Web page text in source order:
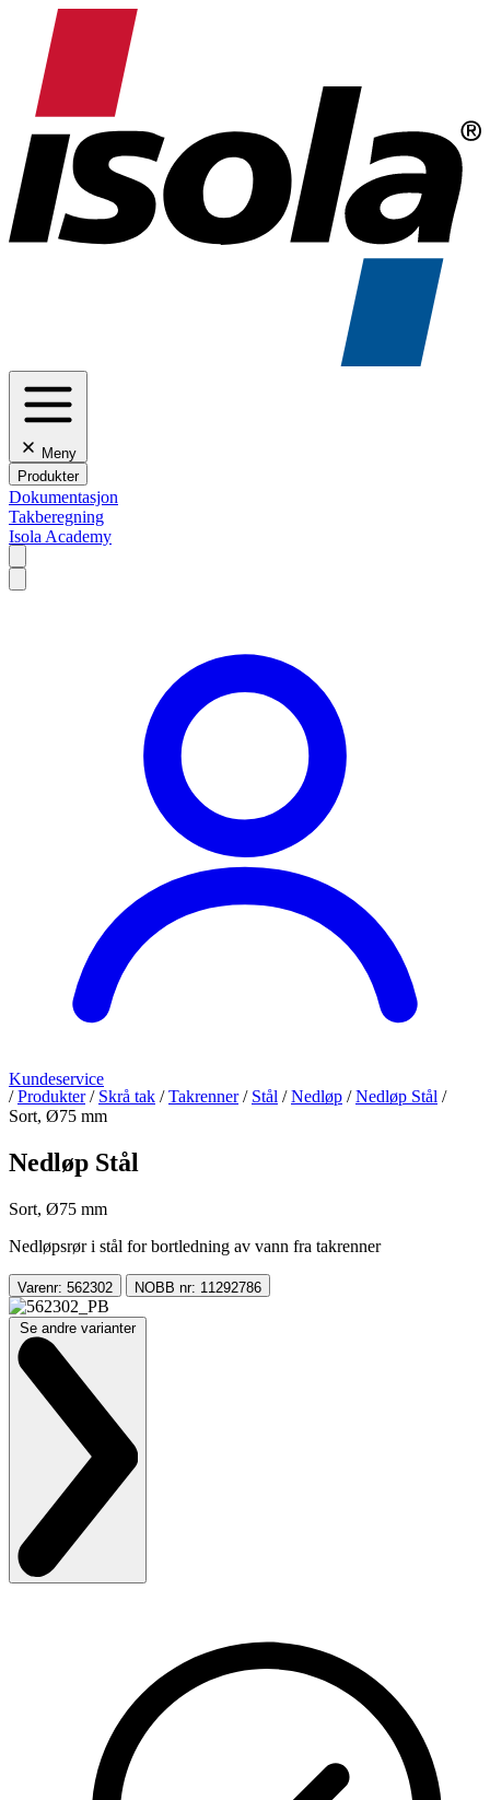
Meny
Produkter
Dokumentasjon
Takberegning
Isola Academy
Kundeservice
/ Produkter / Skrå tak / Takrenner / Stål / Nedløp / Nedløp Stål /
Sort, Ø75 mm
Nedløp Stål
Sort, Ø75 mm
Nedløpsrør i stål for bortledning av vann fra takrenner
Varenr: 562302 NOBB nr: 11292786
Se andre varianter